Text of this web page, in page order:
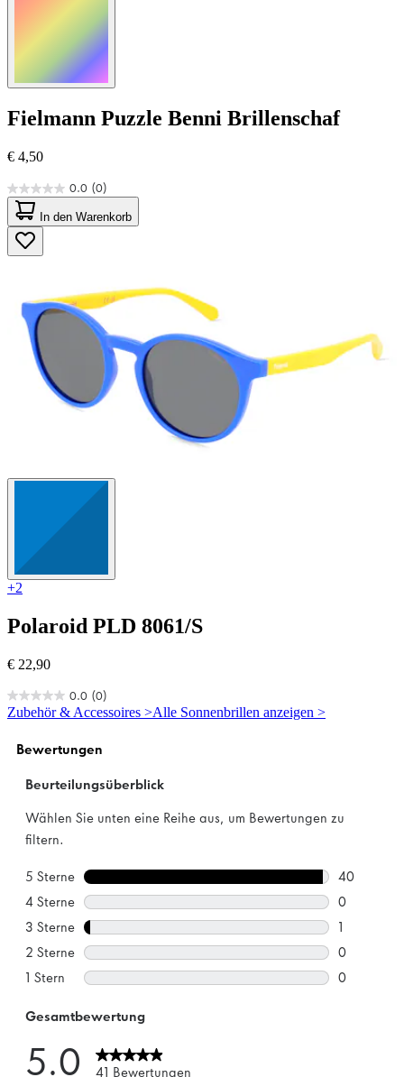
Fielmann Puzzle Benni Brillenschaf
€ 4,50
0.0 (0)
0.0
von
5
Sternen.
In den Warenkorb
+2
Polaroid PLD 8061/S
€ 22,90
0.0 (0)
0.0
von
Sternen.
Zubehör & Accessoires >Alle Sonnenbrillen anzeigen >